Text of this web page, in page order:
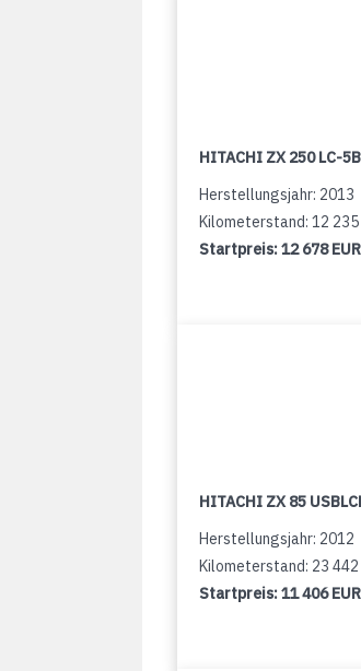
HITACHI ZX 250 LC-5B
Herstellungsjahr: 2013
Kilometerstand: 12 235
Startpreis:12 678 EUR
HITACHI ZX 85
Herstellungsjahr: 2012
Kilometerstand: 23 442
Startpreis:11 406 EUR